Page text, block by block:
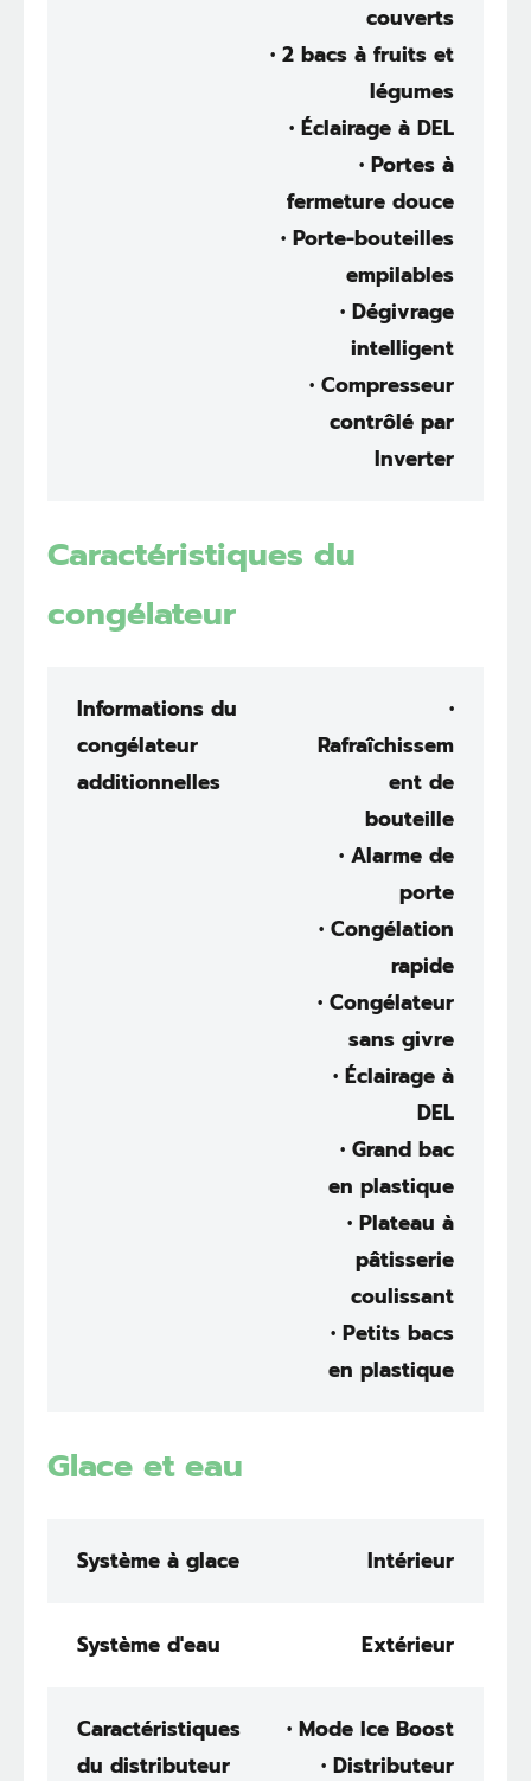
couverts
• 2 bacs à fruits et
légumes
• Éclairage à DEL
• Portes à
fermeture douce
• Porte-bouteilles
empilables
• Dégivrage
intelligent
• Compresseur
contrôlé par
Inverter
Caractéristiques du
congélateur
Informations du
congélateur
additionnelles
•
Rafraîchissem
ent de
bouteille
• Alarme de
porte
• Congélation
rapide
• Congélateur
sans givre
• Éclairage à
DEL
• Grand bac
en plastique
• Plateau à
pâtisserie
coulissant
• Petits bacs
en plastique
Glace et eau
Système à glace Intérieur
Système d'eau Extérieur
Caractéristiques
du distributeur
• Mode Ice Boost
• Distributeur